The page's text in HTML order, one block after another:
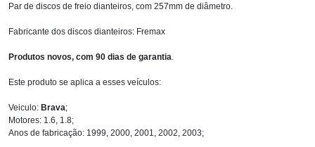
Par de discos de freio dianteiros, com 257mm de diâmetro.
Fabricante dos discos dianteiros: Fremax
Produtos novos, com 90 dias de garantia
Este produto se aplica a esses veículos:
Veiculo: Brava;
Motores: 1.6, 1.8;
Anos de fabricação: 1999, 2000, 2001, 2002, 2003;